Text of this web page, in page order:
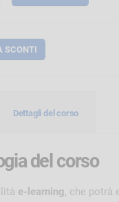
SCONTI
Dettagli del corso
del corso
e-learning , che